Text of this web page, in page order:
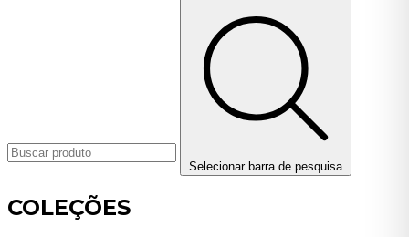
Selecionar barra de pesquisa
COLEÇÕES